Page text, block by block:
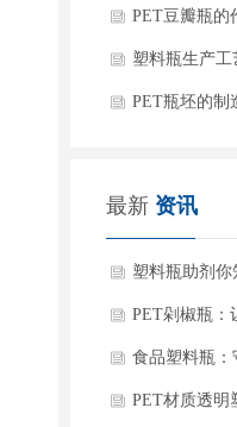
的主角
PET豆瓣瓶的
塑料瓶生产
PET瓶坯的制
最新 资讯
塑料瓶助剂你
PET剁椒瓶：
题
食品塑料瓶：
卫士”
PET材质透明